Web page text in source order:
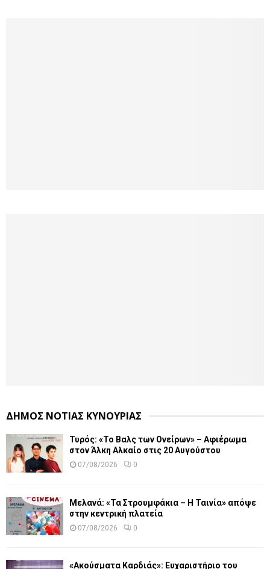
ΔΗΜΟΣ ΝΟΤΙΑΣ ΚΥΝΟΥΡΙΑΣ
Τυρός: «Το Βαλς των Ονείρων» – Αφιέρωμα
στον Άλκη Αλκαίο στις 20 Αυγούστου
07/08/2026 0
Μελανά: «Τα Στρουμφάκια – Η Ταινία» απόψε
στην κεντρική πλατεία
07/08/2026 0
«Ακούσματα Καρδιάς»: Ευχαριστήριο του